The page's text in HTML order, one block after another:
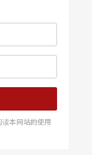
难、疯狂著魔
洲前卫导演，
，极力推崇梅
式，相信唯有
情感。认为现
要素都太过抢
「全能的演
本网站的使用